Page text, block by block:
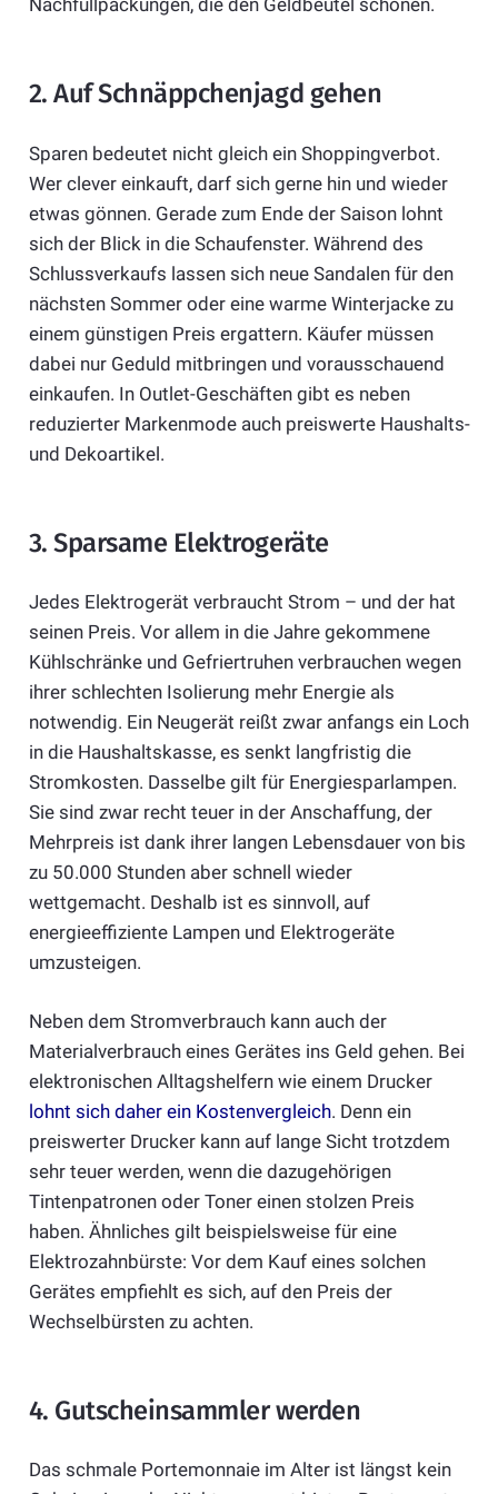
Nachfüllpackungen, die den Geldbeutel schonen.
2. Auf Schnäppchenjagd gehen
Sparen bedeutet nicht gleich ein Shoppingverbot.
Wer clever einkauft, darf sich gerne hin und wieder
etwas gönnen. Gerade zum Ende der Saison lohnt
sich der Blick in die Schaufenster. Während des
Schlussverkaufs lassen sich neue Sandalen für den
nächsten Sommer oder eine warme Winterjacke zu
einem günstigen Preis ergattern. Käufer müssen
dabei nur Geduld mitbringen und vorausschauend
einkaufen. In Outlet-Geschäften gibt es neben
reduzierter Markenmode auch preiswerte Haushalts-
und Dekoartikel.
3. Sparsame Elektrogeräte
Jedes Elektrogerät verbraucht Strom – und der hat
seinen Preis. Vor allem in die Jahre gekommene
Kühlschränke und Gefriertruhen verbrauchen wegen
ihrer schlechten Isolierung mehr Energie als
notwendig. Ein Neugerät reißt zwar anfangs ein Loch
in die Haushaltskasse, es senkt langfristig die
Stromkosten. Dasselbe gilt für Energiesparlampen.
Sie sind zwar recht teuer in der Anschaffung, der
Mehrpreis ist dank ihrer langen Lebensdauer von bis
zu 50.000 Stunden aber schnell wieder
wettgemacht. Deshalb ist es sinnvoll, auf
energieeffiziente Lampen und Elektrogeräte
umzusteigen.
Neben dem Stromverbrauch kann auch der
Materialverbrauch eines Gerätes ins Geld gehen. Bei
elektronischen Alltagshelfern wie einem Drucker
lohnt sich daher ein Kostenvergleich. Denn ein
preiswerter Drucker kann auf lange Sicht trotzdem
sehr teuer werden, wenn die dazugehörigen
Tintenpatronen oder Toner einen stolzen Preis
haben. Ähnliches gilt beispielsweise für eine
Elektrozahnbürste: Vor dem Kauf eines solchen
Gerätes empfiehlt es sich, auf den Preis der
Wechselbürsten zu achten.
4. Gutscheinsammler werden
Das schmale Portemonnaie im Alter ist längst kein